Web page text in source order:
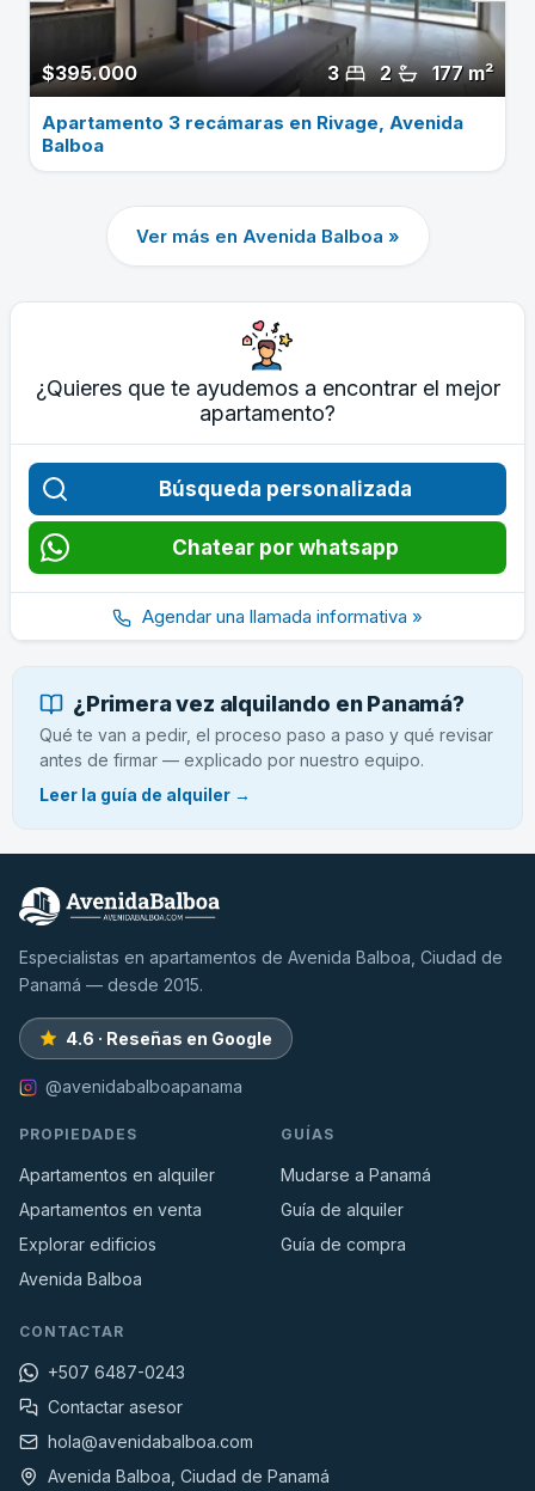
$395.000 177 m²
2
3
Apartamento 3 recámaras en Rivage, Avenida
Balboa
Ver más en Avenida Balboa »
¿Quieres que te ayudemos a encontrar el mejor
apartamento?
Búsqueda personalizada
Chatear por whatsapp
Agendar una llamada informativa »
¿Primera vez alquilando en Panamá?
Qué te van a pedir, el proceso paso a paso y qué revisar
antes de firmar — explicado por nuestro equipo.
Leer la guía de alquiler →
Especialistas en apartamentos de Avenida Balboa, Ciudad de
Panamá — desde 2015.
4.6 · Reseñas en Google
@avenidabalboapanama
PROPIEDADES
Apartamentos en alquiler
Apartamentos en venta
Explorar edificios
Avenida Balboa
GUÍAS
Mudarse a Panamá
Guía de alquiler
Guía de compra
CONTACTAR
+507 6487-0243
Contactar asesor
hola@avenidabalboa.com
Avenida Balboa, Ciudad de Panamá